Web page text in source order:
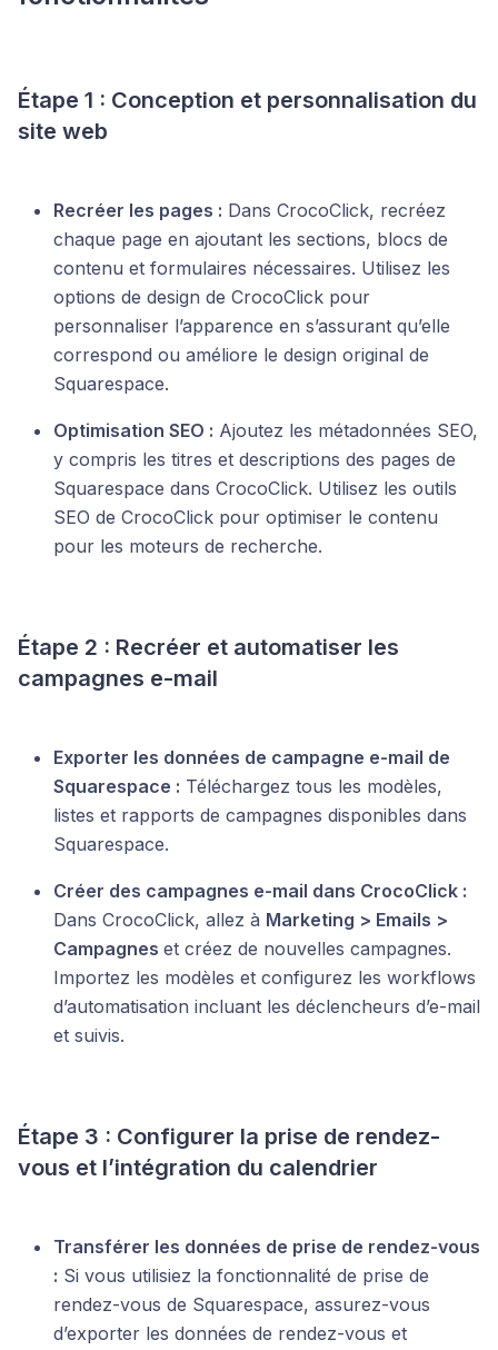
Étape 1 : Conception et personnalisation du
site web
Recréer les pages : Dans CrocoClick, recréez
chaque page en ajoutant les sections, blocs de
contenu et formulaires nécessaires. Utilisez les
options de design de CrocoClick pour
personnaliser l’apparence en s’assurant qu’elle
correspond ou améliore le design original de
Squarespace.
Optimisation SEO : Ajoutez les métadonnées SEO,
y compris les titres et descriptions des pages de
Squarespace dans CrocoClick. Utilisez les outils
SEO de CrocoClick pour optimiser le contenu
pour les moteurs de recherche.
Étape 2 : Recréer et automatiser les
campagnes e-mail
Exporter les données de campagne e-mail de
Squarespace : Téléchargez tous les modèles,
listes et rapports de campagnes disponibles dans
Squarespace.
Créer des campagnes e-mail dans CrocoClick :
Dans CrocoClick, allez à Marketing > Emails >
Campagnes et créez de nouvelles campagnes.
Importez les modèles et configurez les workflows
d’automatisation incluant les déclencheurs d’e-mail
et suivis.
Étape 3 : Configurer la prise de rendez-
vous et l’intégration du calendrier
Transférer les données de prise de rendez-vous
: Si vous utilisiez la fonctionnalité de prise de
rendez-vous de Squarespace, assurez-vous
d’exporter les données de rendez-vous et